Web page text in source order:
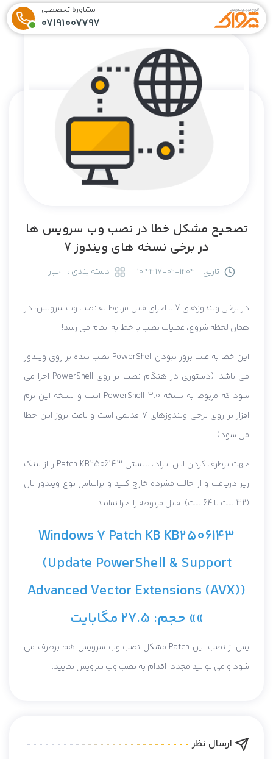
مشاوره تخصصی
07191007797
تصحیح مشکل خطا در نصب وب سرویس ها
در برخی نسخه های ویندوز 7
تاریخ : 1404-02-17 10:44 دسته بندی : اخبار
در برخی ویندوزهای 7 با اجرای فایل مربوط به نصب وب سرویس، در
همان لحظه شروع، عملیات نصب با خطا به اتمام می رسد!
این خطا به علت بروز نبودن PowerShell نصب شده بر روی ویندوز
می باشد. (دستوری در هنگام نصب بر روی PowerShell اجرا می
شود که مربوط به نسخه 3.0 PowerShell است و نسخه این نرم
افزار بر روی برخی ویندوزهای 7 قدیمی است و باعث بروز این خطا
می شود)
جهت برطرف کردن این ایراد، بایستی Patch KB2506143 را از لینک
زیر دریافت و از حالت فشرده خارج کنید و براساس نوع ویندوز تان
(32 بیت یا 64 بیت)، فایل مربوطه را اجرا نمایید:
Windows 7 Patch KB KB2506143
(Update PowerShell & Support
Advanced Vector Extensions (AVX))
»» حجم: 27.5 مگابایت
پس از نصب این Patch مشکل نصب وب سرویس هم برطرف می
شود و می توانید مجددا اقدام به نصب وب سرویس نمایید.
ارسال نظر